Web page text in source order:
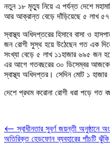
নতুন ১৮ মৃত্যু নিয়ে এ পর্যন্ত দেশে
আর আক্রান্ত বেড়ে দাঁড়িয়েছে ৫ লাখ
স্বাস্থ্য অধিদপ্তরের হিসাবে বাসা ও
জন রোগী সুস্থ হয়ে উঠেছেন গত এক
সংখ্যা বেড়ে ৫ লাখ ১১হাজার ৬৯৫ জন
এর আগে গতবছরের ৩০ ডিসেম্বর আজকের
স্বাস্থ্য অধিদপ্তর। সেদিন মোট ১
দেশে প্রথম করোনা রোগী ধরা পড়ে গত
Post
navigation
⟵ স্বাধীনতার সুবর্ণ জয়ন্তী অনুষ্ঠানে
অতিরিক্ত হেডফোন ব্যবহারের পাঁচটি ঝুঁকি